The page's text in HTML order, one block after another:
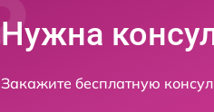
Нужна
Закажите бесплатную